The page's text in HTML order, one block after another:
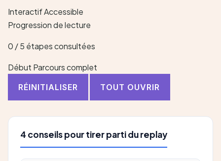
InteractifAccessible
Progression de lecture
0 / 5 étapes consultées
Début Parcours complet
RÉINITIALISER TOUT OUVRIR
4 conseils pour tirer parti du replay